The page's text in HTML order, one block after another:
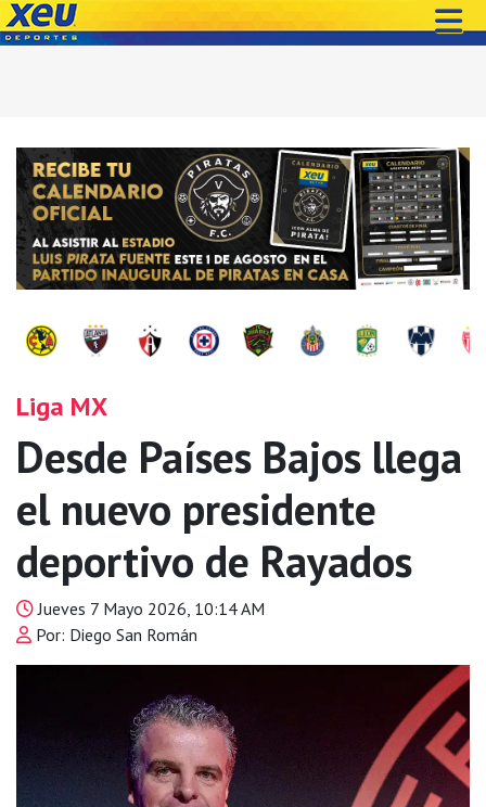
Liga MX
Desde Países Bajos llega
el nuevo presidente
deportivo de Rayados
Jueves 7 Mayo 2026, 10:14 AM
Por: Diego San Román